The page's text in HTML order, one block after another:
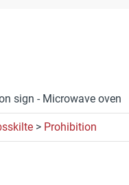
sign - Microwave oven
> Prohibition